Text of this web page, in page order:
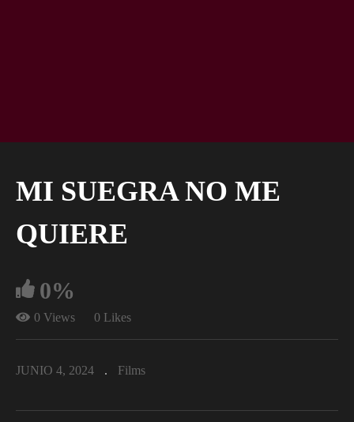
MI SUEGRA NO ME
QUIERE
0%
0 Views 0 Likes
JUNIO 4, 2024 Films